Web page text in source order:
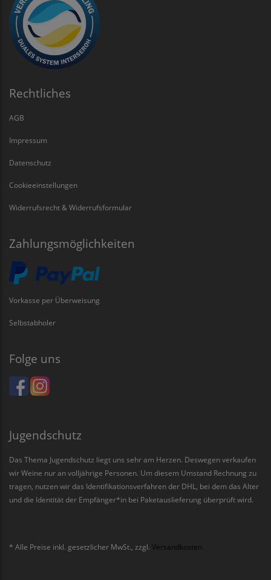
Rechtliches
AGB
Impressum
Datenschutz
Cookieeinstellungen
Widerrufsrecht & Widerrufsformular
Zahlungsmöglichkeiten
Vorkasse per Überweisung
Selbstabholer
Folge uns
Jugendschutz
Das Thema Jugendschutz liegt uns sehr am Herzen. Deswegen verkaufen
wir Weine nur an volljährige Personen. Um diesem Umstand Rechnung zu
tragen, nutzen wir das Identifikationsverfahren der DHL, bei dem das Alter
und die Identität der Empfänger*in bei Paketauslieferung überprüft wird.
* Alle Preise inkl. gesetzlicher MwSt., zzgl. Versandkosten